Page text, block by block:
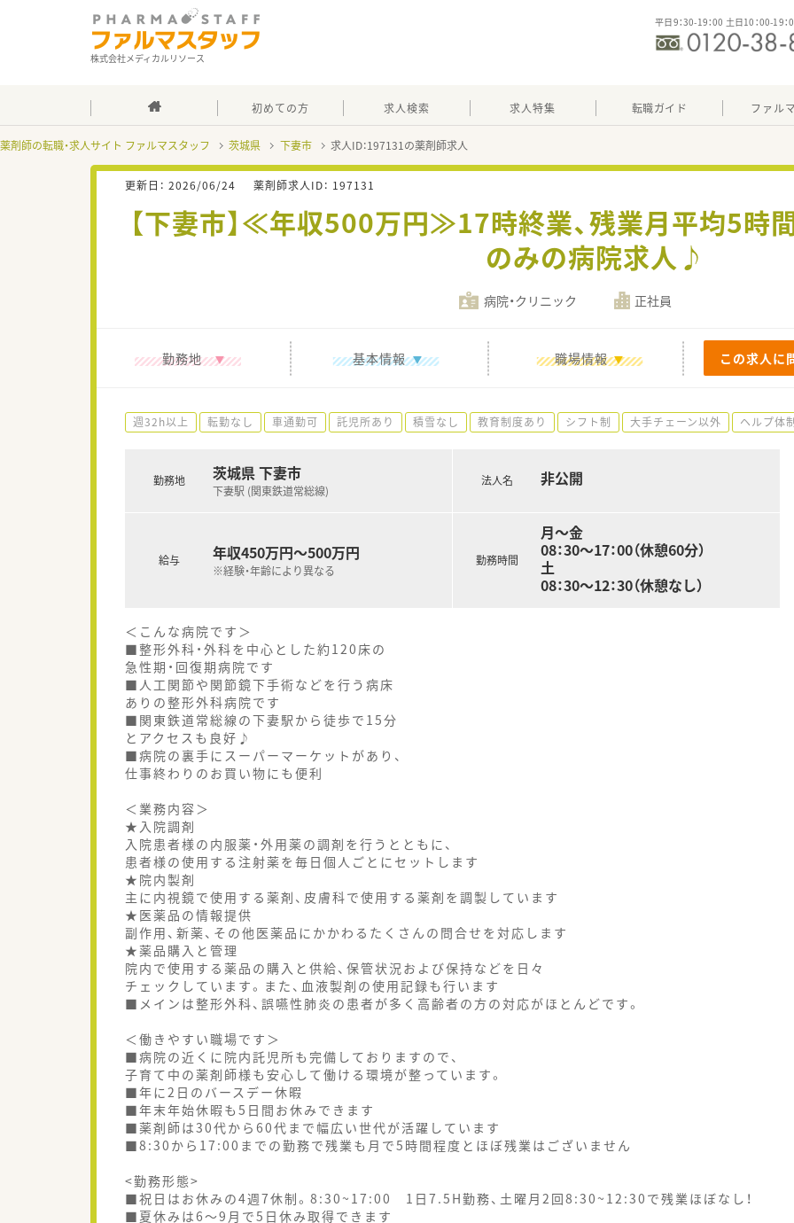
株式会社メディカルリソース
平日9：30-19：00 土日10：00-19：
初めての方 求人検索 求人特集 転職ガイド ファル
薬剤師の転職・求人サイト ファルマスタッフ 茨城県 下妻市 求人ID：197131の薬剤師求人
更新日： 2026/06/24 薬剤師求人ID： 197131
【下妻市】≪年収500万円≫17時終業、残業月平均5時
のみの病院求人♪
病院・クリニック 正社員
勤務地 基本情報 職場情報 この求人に
週32h以上 転勤なし 車通勤可 託児所あり 積雪なし 教育制度あり シフト制 大手チェーン以外 ヘルプ体
勤務地 茨城県 下妻市
下妻駅 (関東鉄道常総線)
給与 年収450万円～500万円
※経験・年齢により異なる
法人名 非公開
勤務時間
月～金
08：30～17：00（休憩60分）
土
08：30～12：30（休憩なし）
＜こんな病院です＞
■整形外科・外科を中心とした約120床の
急性期・回復期病院です
■人工関節や関節鏡下手術などを行う病床
ありの整形外科病院です
■関東鉄道常総線の下妻駅から徒歩で15分
とアクセスも良好♪
■病院の裏手にスーパーマーケットがあり、
仕事終わりのお買い物にも便利
＜業務内容＞
★入院調剤
入院患者様の内服薬・外用薬の調剤を行うとともに、
患者様の使用する注射薬を毎日個人ごとにセットします
★院内製剤
主に内視鏡で使用する薬剤、皮膚科で使用する薬剤を調製しています
★医薬品の情報提供
副作用、新薬、その他医薬品にかかわるたくさんの問合せを対応します
★薬品購入と管理
院内で使用する薬品の購入と供給、保管状況および保持などを日々
チェックしています。また、血液製剤の使用記録も行います
■メインは整形外科、誤嚥性肺炎の患者が多く高齢者の方の対応がほとんどです。
＜働きやすい職場です＞
■病院の近くに院内託児所も完備しておりますので、
子育て中の薬剤師様も安心して働ける環境が整っています。
■年に2日のバースデー休暇
■年末年始休暇も5日間お休みできます
■薬剤師は30代から60代まで幅広い世代が活躍しています
■8:30から17:00までの勤務で残業も月で5時間程度とほぼ残業はございません
<勤務形態>
■祝日はお休みの4週7休制。8:30~17:00 1日7.5H勤務、土曜月2回8:30~12:30で残業ほぼなし！
■夏休みは6～9月で5日休み取得できます